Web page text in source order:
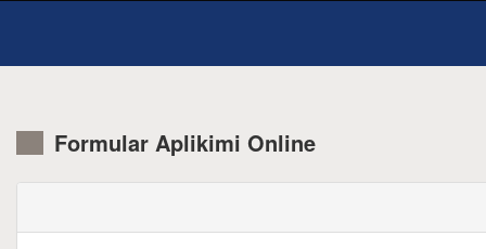
Formular Aplikimi Online